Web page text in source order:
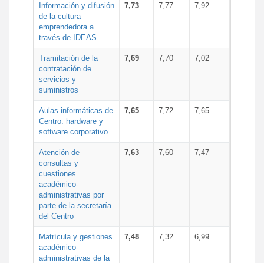
Información y difusión
de la cultura
emprendedora a
través de IDEAS
7,73 7,77 7,92
Tramitación de la
contratación de
servicios y
suministros
7,69 7,70 7,02
Aulas informáticas de
Centro: hardware y
software corporativo
7,65 7,72 7,65
Atención de
consultas y
cuestiones
académico-
administrativas por
parte de la secretaría
del Centro
7,63 7,60 7,47
Matrícula y gestiones
académico-
administrativas de la
7,48 7,32 6,99